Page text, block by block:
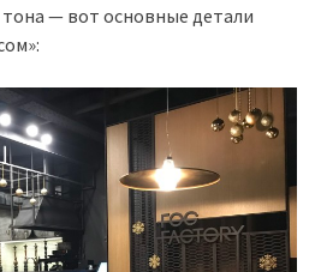
— вот основные детали